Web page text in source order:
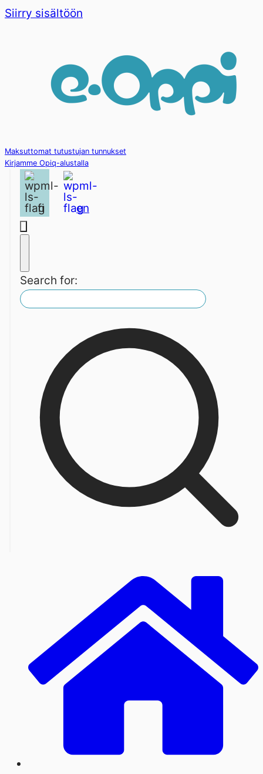
Siirry sisältöön
Maksuttomat tutustujan tunnukset
Kirjamme Opiq-alustalla
fi en
Search for: